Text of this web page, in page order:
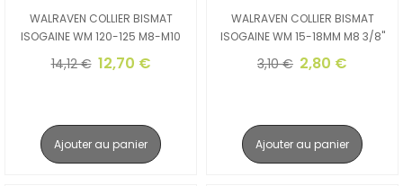
WALRAVEN COLLIER BISMAT
ISOGAINE WM 120-125 M8-M10
14,12 € 12,70 €
Ajouter au panier
WALRAVEN COLLIER BISMAT
ISOGAINE WM 15-18MM M8 3/8"
3,10 € 2,80 €
Ajouter au panier